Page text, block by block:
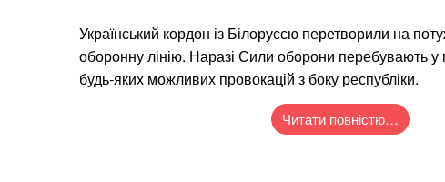
Український кордон із Білоруссю перетворили на
оборонну лінію. Наразі Сили оборони перебувають у
будь-яких можливих провокацій з боку республіки.
Читати повністю…